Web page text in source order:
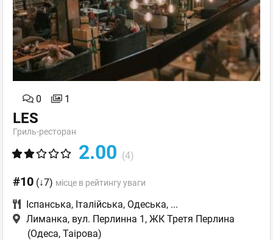
0 1
LES
Гриль-ресторан
2.00 (4)
#10 (↓7) місце в рейтингу уваги
Іспанська, Італійська, Одеська, ...
Лиманка, вул. Перлинна 1, ЖК Третя Перлина
(Одеса, Таірова)